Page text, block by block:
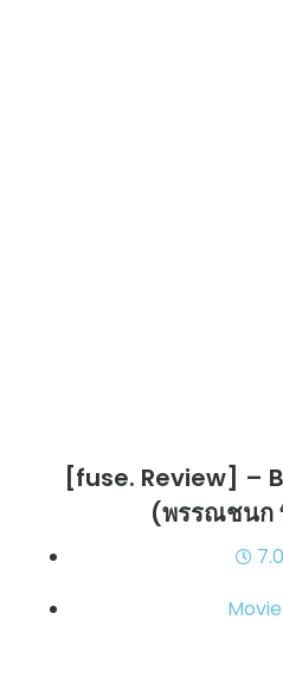
[fuse. Review] –
(พรรณชนก